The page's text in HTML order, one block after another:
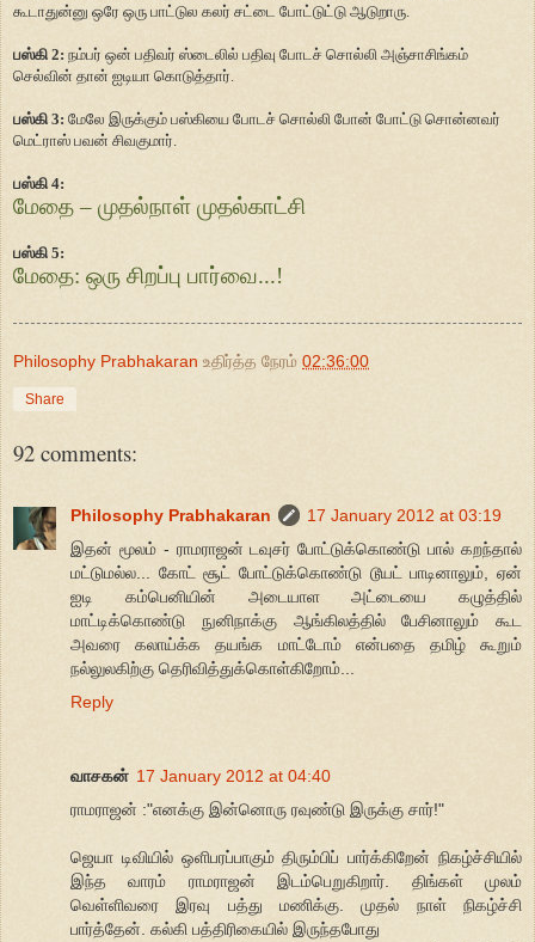
கூடாதுன்னு ஒரே ஒரு பாட்டுல கலர் சட்டை போட்டுட்டு ஆடுறாரு.
பஸ்கி 2: நம்பர் ஒன் பதிவர் ஸ்டைலில் பதிவு போடச் சொல்லி அஞ்சாசிங்கம்
செல்வின் தான் ஐடியா கொடுத்தார்.
பஸ்கி 3: மேலே இருக்கும் பஸ்கியை போடச் சொல்லி போன் போட்டு சொன்னவர்
மெட்ராஸ் பவன் சிவகுமார்.
பஸ்கி 4:
மேதை – முதல்நாள் முதல்காட்சி
பஸ்கி 5:
மேதை: ஒரு சிறப்பு பார்வை...!
Philosophy Prabhakaran உதிர்த்த நேரம் 02:36:00
Share
92 comments:
Philosophy Prabhakaran
17 January 2012 at 03:19
இதன் மூலம் - ராமராஜன் டவுசர் போட்டுக்கொண்டு பால் கறந்தால்
மட்டுமல்ல... கோட் சூட் போட்டுக்கொண்டு டூயட் பாடினாலும், ஏன்
ஐடி கம்பெனியின் அடையாள அட்டையை கழுத்தில்
மாட்டிக்கொண்டு நுனிநாக்கு ஆங்கிலத்தில் பேசினாலும் கூட
அவரை கலாய்க்க தயங்க மாட்டோம் என்பதை தமிழ் கூறும்
நல்லுலகிற்கு தெரிவித்துக்கொள்கிறோம்...
Reply
வாசகன் 17 January 2012 at 04:40
ராமராஜன் :"எனக்கு இன்னொரு ரவுண்டு இருக்கு சார்!"
ஜெயா டிவியில் ஒளிபரப்பாகும் திரும்பிப் பார்க்கிறேன் நிகழ்ச்சியில்
இந்த வாரம் ராமராஜன் இடம்பெறுகிறார். திங்கள் முலம்
வெள்ளிவரை இரவு பத்து மணிக்கு. முதல் நாள் நிகழ்ச்சி
பார்த்தேன். கல்கி பத்திரிகையில் இருந்தபோது